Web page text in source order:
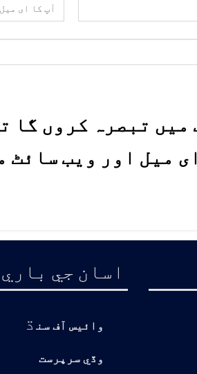
میں تبصرہ کروں گا
میل اور ویب سائٹ
اسان جي باري
وائيس آف سن ڌ
وڏي سرپرست